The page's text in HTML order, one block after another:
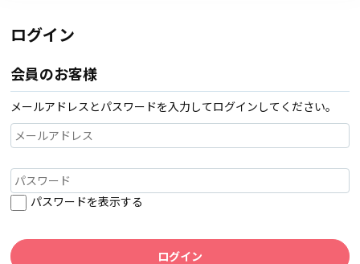
ログイン
会員のお客様
メールアドレスとパスワードを入力してログインしてください。
パスワードを表示する